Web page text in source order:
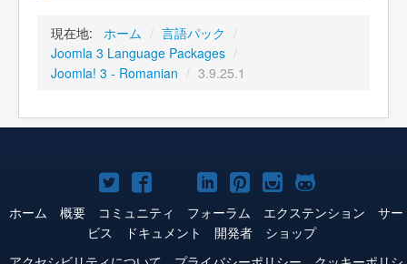
現在地: ホーム / 言語パック /
Joomla 3 Language Packages /
Joomla! 3 - Romanian / 3.9.25.1
Joomla!
Twitter
Joomla!
Facebook
Joomla!
YouTube
Joomla!
LinkedIn
Joomla!
Pinterest
Joomla!
Instagram
Joomla!
GitHub
ホーム 概要 コミュニティ フォーラム エクステンション
サー
ビス
ドキュメント 開発者
ショップ